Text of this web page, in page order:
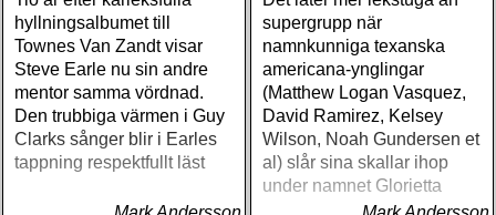
hyllningsalbumet till
Townes Van Zandt visar
Steve Earle nu sin andre
mentor samma vördnad.
Den trubbiga värmen i Guy
Clarks sånger blir i Earles
tappning respektfullt läst
supergrupp när
namnkunniga texanska
americana-ynglingar
(Matthew Logan Vasquez,
David Ramirez, Kelsey
Wilson, Noah Gundersen et
al) slår sina skallar ihop
under namnet Glorietta